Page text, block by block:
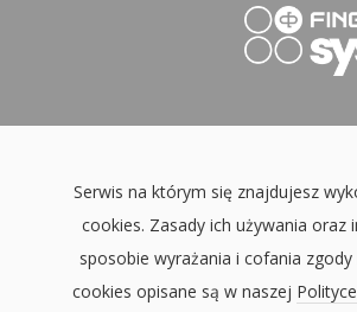
Serwis na którym się znajdujesz
cookies. Zasady ich używania oraz
sposobie wyrażania i cofania zgody
cookies opisane są w naszej